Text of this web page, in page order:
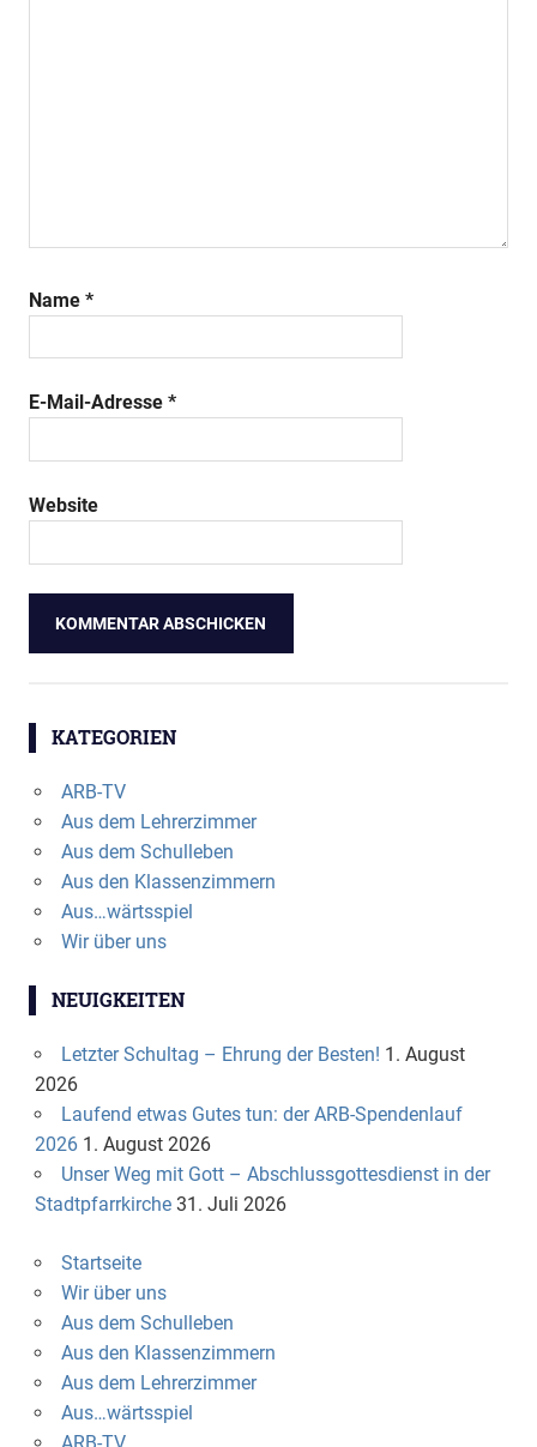
Name *
E-Mail-Adresse *
Website
KATEGORIEN
ARB-TV
Aus dem Lehrerzimmer
Aus dem Schulleben
Aus den Klassenzimmern
Aus…wärtsspiel
Wir über uns
NEUIGKEITEN
Letzter Schultag – Ehrung der Besten! 1. August
2026
Laufend etwas Gutes tun: der ARB-Spendenlauf
2026 1. August 2026
Unser Weg mit Gott – Abschlussgottesdienst in der
Stadtpfarrkirche 31. Juli 2026
Startseite
Wir über uns
Aus dem Schulleben
Aus den Klassenzimmern
Aus dem Lehrerzimmer
Aus…wärtsspiel
ARB-TV